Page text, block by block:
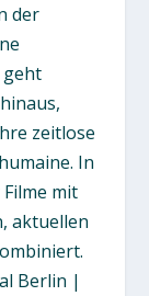
der
geht
zeitlose
In
mit
aktuellen
Berlin |